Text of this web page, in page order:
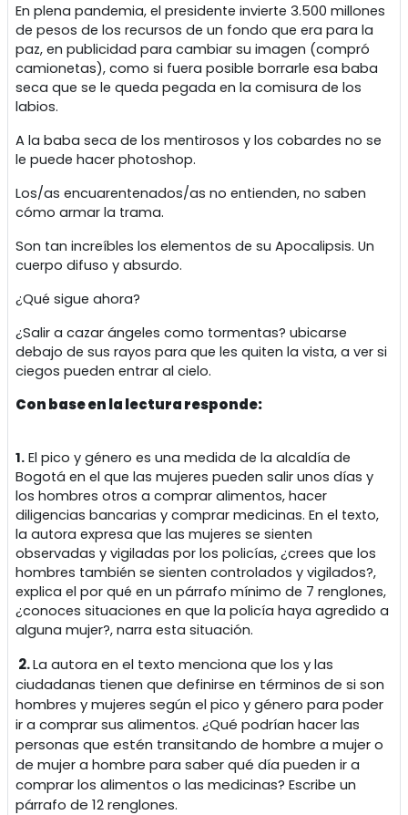
En plena pandemia, el presidente invierte 3.500 millones
de pesos de los recursos de un fondo que era para la
paz, en publicidad para cambiar su imagen (compró
camionetas), como si fuera posible borrarle esa baba
seca que se le queda pegada en la comisura de los
labios.
A la baba seca de los mentirosos y los cobardes no se
le puede hacer photoshop.
Los/as encuarentenados/as no entienden, no saben
cómo armar la trama.
Son tan increíbles los elementos de su Apocalipsis. Un
cuerpo difuso y absurdo.
¿Qué sigue ahora?
¿Salir a cazar ángeles como tormentas? ubicarse
debajo de sus rayos para que les quiten la vista, a ver si
ciegos pueden entrar al cielo.
Con base en la lectura responde:
1. El pico y género es una medida de la alcaldía de
Bogotá en el que las mujeres pueden salir unos días y
los hombres otros a comprar alimentos, hacer
diligencias bancarias y comprar medicinas. En el texto,
la autora expresa que las mujeres se sienten
observadas y vigiladas por los policías, ¿crees que los
hombres también se sienten controlados y vigilados?,
explica el por qué en un párrafo mínimo de 7 renglones,
¿conoces situaciones en que la policía haya agredido a
alguna mujer?, narra esta situación.
2.La autora en el texto menciona que los y las
ciudadanas tienen que definirse en términos de si son
hombres y mujeres según el pico y género para poder
ir a comprar sus alimentos. ¿Qué podrían hacer las
personas que estén transitando de hombre a mujer o
de mujer a hombre para saber qué día pueden ir a
comprar los alimentos o las medicinas? Escribe un
párrafo de 12 renglones.